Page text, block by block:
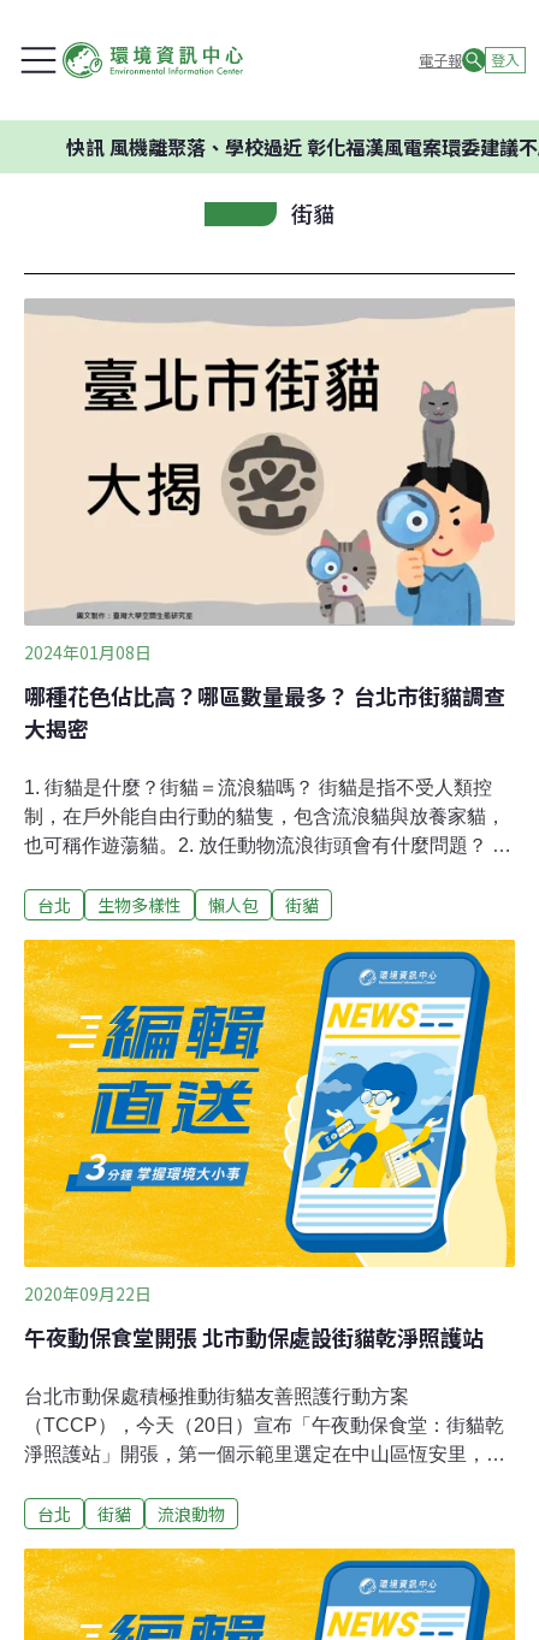
電子報 登入
快訊風機離聚落、學校過近 彰化福漢風電案環委建議不應開
街貓
2024年01月08日
哪種花色佔比高？哪區數量最多？ 台北市街貓調查
大揭密
1. 街貓是什麼？街貓＝流浪貓嗎？ 街貓是指不受人類控
制，在戶外能自由行動的貓隻，包含流浪貓與放養家貓，
也可稱作遊蕩貓。2. 放任動物流浪街頭會有什麼問題？ 遊
數量過多不但造成野生動物的危害，與食肉目動物共通的
成管理上的負荷。3. 什麼是街貓計畫？ 將過多在戶外的貓
隻完全移除是一個選項，但幾乎是不能達成的目標。因
此，現在的許多機構大多致力於貓隻的管理，企圖以Trap-
Neuter-Return（捕捉、絕育、回置，以下採用TNR）控制
其生殖能力，讓貓隻的數量維持在可控制的水準。為了管
理上的需求，例如評估TNR的成效，也需要了解貓隻數
量，才能進而擬定後續的防治策略。台北市動物保護處曾
於2021年時以統計抽樣調查的方式，以台北市為範圍選擇
互不相鄰的40個樣區執行台北市的街貓數量估算。在每個
樣區黃昏
台北 生物多樣性 懶人包 街貓
2020年09月22日
午夜動保食堂開張 北市動保處設街貓乾淨照護站
台北市動保處積極推動街貓友善照護行動方案
（TCCP），今天（20日）宣布「午夜動保食堂：街貓乾
淨照護站」開張，第一個示範里選定在中山區恆安里，預
首年度指導台灣動物平權促進會規劃於5至6處聚落擺放45
劃由在地志工群共同維護，定點餵食和清潔，落實提倡多
年的「乾淨餵食」守則，並降低因餵食髒亂而產生的鄰里
衝突。中山區恆安里里長黃志昌說，TCCP的推行以里辦
台北 街貓 流浪動物